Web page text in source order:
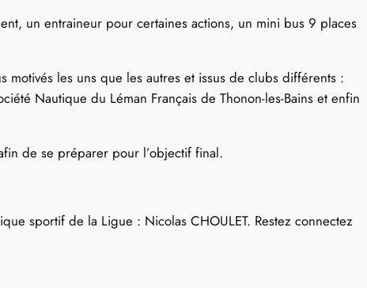
un entraineur pour certaines actions, un mini bus 9 places
les uns que les autres et issus de clubs différents :
Nautique du Léman Français de Thonon-les-Bains et enfin
de se préparer pour l’objectif final.
sportif de la Ligue : Nicolas CHOULET. Restez connectez